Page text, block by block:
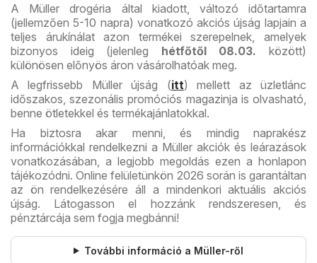
A Müller drogéria által kiadott, változó időtartamra
(jellemzően 5-10 napra) vonatkozó akciós újság lapjain a
teljes árukínálat azon termékei szerepelnek, amelyek
bizonyos ideig (jelenleg hétfőtől 08.03. között)
különösen előnyös áron vásárolhatóak meg.
A legfrissebb Müller újság (itt) mellett az üzletlánc
időszakos, szezonális promóciós magazinja is olvasható,
benne ötletekkel és termékajánlatokkal.
Ha biztosra akar menni, és mindig naprakész
információkkal rendelkezni a Müller akciók és leárazások
vonatkozásában, a legjobb megoldás ezen a honlapon
tájékozódni. Online felületünkön 2026 során is garantáltan
az ön rendelkezésére áll a mindenkori aktuális akciós
újság. Látogasson el hozzánk rendszeresen, és
pénztárcája sem fogja megbánni!
További információ a Müller-ről